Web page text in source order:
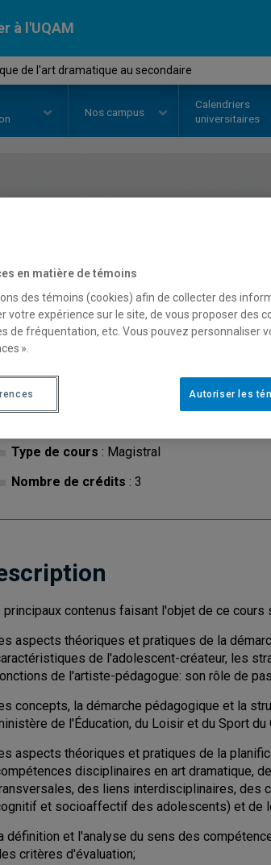
à l'UQAM
de l'art dramatique au secondaire
Nos campus
Calendriers
universitaires
Description Horaire - Été
Type de cours : Magistral
Nombre de crédits : 3
principaux contenus faisant l'objet de ce cours
aspects théoriques et pratiques de la
de l'adolescent-créateur, les
de l'artiste-pédagogue: son rôle de
concepts, la démarche pédagogique et la
de l'Éducation, du Loisir et du Sport du
aspects théoriques et pratiques de la
disciplinaires en art dramatique,
des liens interdisciplinaires, des
et socioaffectif des adolescents) et de
définition et l'analyse du sens des
critères d'évaluation;
en matière de témoins
des témoins (cookies) afin de collecter des
votre expérience sur le site, de vous proposer des
de fréquentation, etc. Vous pouvez personnaliser
».
Autoriser les